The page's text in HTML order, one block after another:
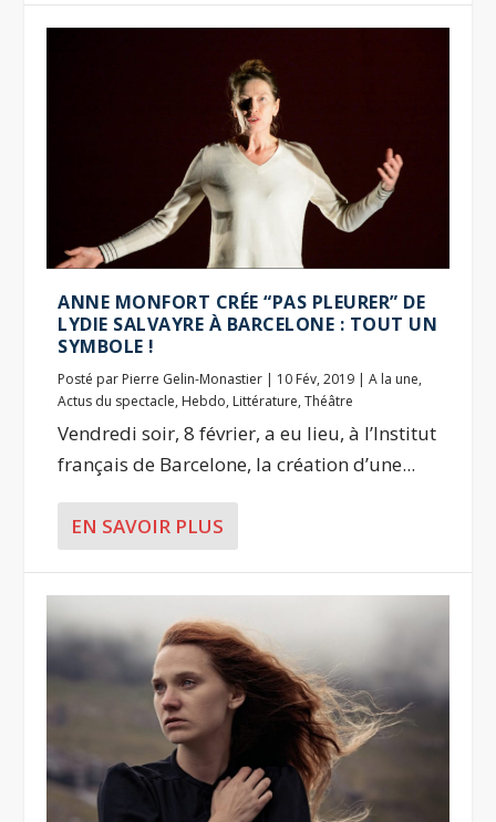
ANNE MONFORT CRÉE “PAS PLEURER” DE
LYDIE SALVAYRE À BARCELONE : TOUT UN
SYMBOLE !
Posté par Pierre Gelin-Monastier | 10 Fév, 2019 |A la une,
Actus du spectacle, Hebdo, Littérature,Théâtre
Vendredi soir, 8 février, a eu lieu, à l’Institut
français de Barcelone, la création d’une...
EN SAVOIR PLUS